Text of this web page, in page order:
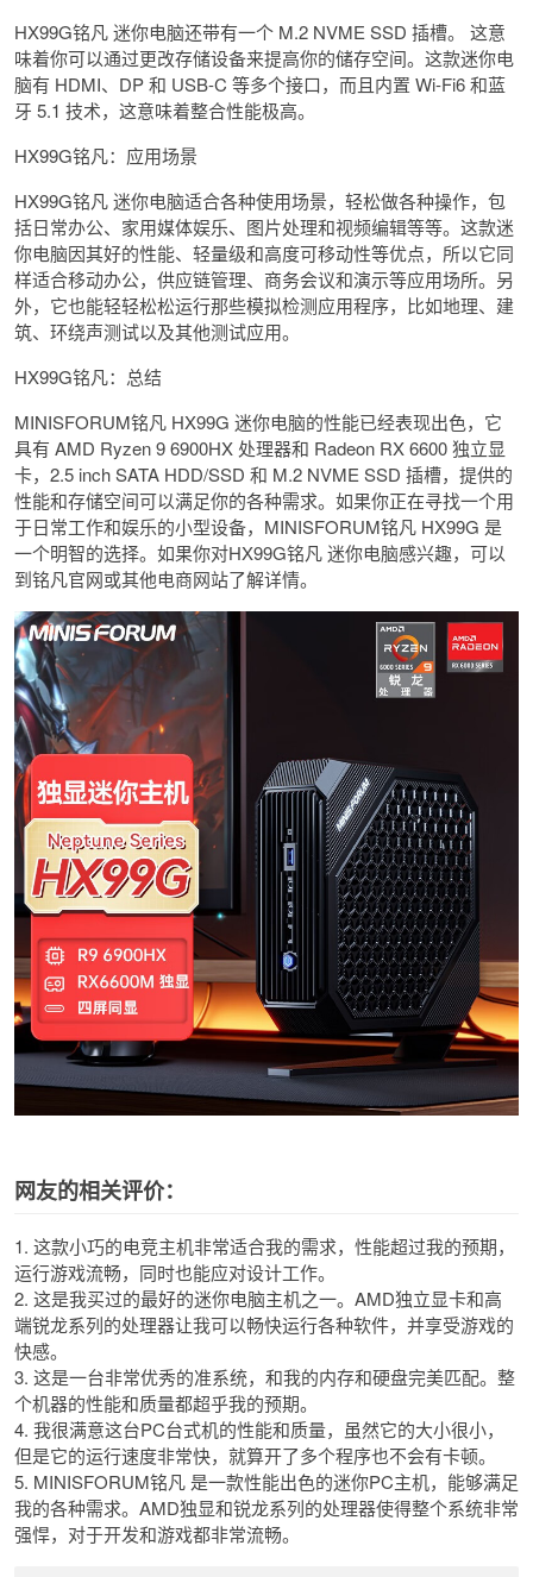
HX99G铭凡 迷你电脑还带有一个 M.2 NVME SSD 插槽。 这意
味着你可以通过更改存储设备来提高你的储存空间。这款迷你电
脑有 HDMI、DP 和 USB-C 等多个接口，而且内置 Wi-Fi6 和蓝
牙 5.1 技术，这意味着整合性能极高。
HX99G铭凡：应用场景
HX99G铭凡 迷你电脑适合各种使用场景，轻松做各种操作，包
括日常办公、家用媒体娱乐、图片处理和视频编辑等等。这款迷
你电脑因其好的性能、轻量级和高度可移动性等优点，所以它同
样适合移动办公，供应链管理、商务会议和演示等应用场所。另
外，它也能轻轻松松运行那些模拟检测应用程序，比如地理、建
筑、环绕声测试以及其他测试应用。
HX99G铭凡：总结
MINISFORUM铭凡 HX99G 迷你电脑的性能已经表现出色，它
具有 AMD Ryzen 9 6900HX 处理器和 Radeon RX 6600 独立显
卡，2.5 inch SATA HDD/SSD 和 M.2 NVME SSD 插槽，提供的
性能和存储空间可以满足你的各种需求。如果你正在寻找一个用
于日常工作和娱乐的小型设备，MINISFORUM铭凡 HX99G 是
一个明智的选择。如果你对HX99G铭凡 迷你电脑感兴趣，可以
到铭凡官网或其他电商网站了解详情。
网友的相关评价：
1. 这款小巧的电竞主机非常适合我的需求，性能超过我的预期，
运行游戏流畅，同时也能应对设计工作。
2. 这是我买过的最好的迷你电脑主机之一。AMD独立显卡和高
端锐龙系列的处理器让我可以畅快运行各种软件，并享受游戏的
快感。
3. 这是一台非常优秀的准系统，和我的内存和硬盘完美匹配。整
个机器的性能和质量都超乎我的预期。
4. 我很满意这台PC台式机的性能和质量，虽然它的大小很小，
但是它的运行速度非常快，就算开了多个程序也不会有卡顿。
5. MINISFORUM铭凡 是一款性能出色的迷你PC主机，能够满足
我的各种需求。AMD独显和锐龙系列的处理器使得整个系统非常
强悍，对于开发和游戏都非常流畅。